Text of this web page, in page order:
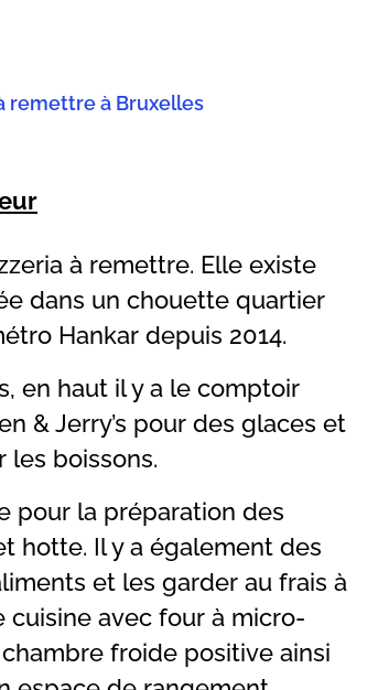
remettre à Bruxelles
à remettre. Elle existe
dans un chouette quartier
Hankar depuis 2014.
en haut il y a le comptoir
& Jerry’s pour des glaces et
les boissons.
pour la préparation des
hotte. Il y a également des
et les garder au frais à
cuisine avec four à micro-
froide positive ainsi